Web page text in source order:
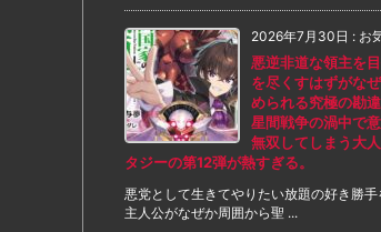
2026年7月30日 : お
悪逆非道な領主を
を尽くすはずがな
められる究極の勘
星間戦争の渦中で
無双してしまう大
タジーの第12弾が熱すぎる。
悪党として生きてやりたい放題の好き勝
主人公がなぜか周囲から聖 ...